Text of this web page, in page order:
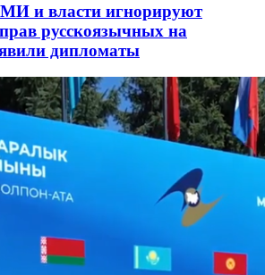
и власти игнорируют
русскоязычных на
дипломаты